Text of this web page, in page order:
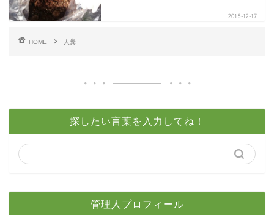
2015-12-17
HOME 人糞
探したい言葉を入力してね！
管理人プロフィール